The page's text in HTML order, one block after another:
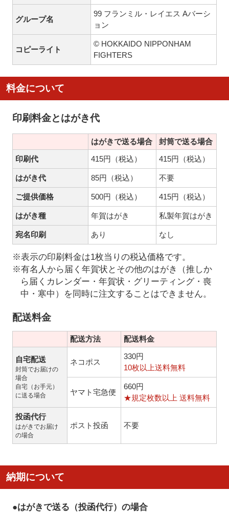
グループ名
99 フランミル・レイエス Aバーシ
ョン
コピーライト
© HOKKAIDO NIPPONHAM
FIGHTERS
料金について
印刷料金とはがき代
はがきで送る場合
封筒で送る場合
印刷代
415円（税込） 415円（税込）
はがき代 85円（税込） 不要
ご提供価格 500円（税込） 415円（税込）
はがき種 年賀はがき 私製年賀はがき
宛名印刷 あり なし
※表示の印刷料金は1枚当りの税込価格です。
※有名人から届く年賀状とその他のはがき（推しか
ら届くカレンダー・年賀状・グリーティング・喪
中・寒中）を同時に注文することはできません。
配送料金
配送方法 配送料金
自宅配送
封筒でお届けの
場合
自宅（お手元）
に送る場合
ネコポス
330円
10枚以上送料無料
ヤマト宅急便
660円
★規定枚数以上 送料無料
投函代行
はがきでお届け
の場合
ポスト投函 不要
納期について
●はがきで送る（投函代行）の場合